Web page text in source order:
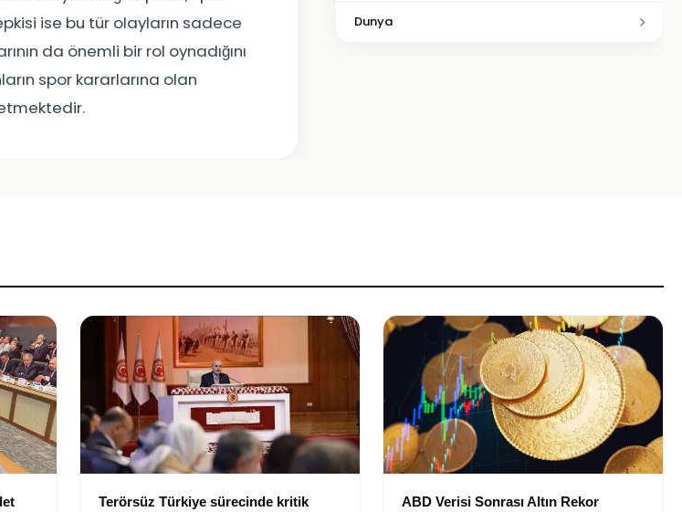
ise bu tür olayların sadece
da önemli bir rol oynadığını
spor kararlarına olan
Dunya
Terörsüz Türkiye sürecinde kritik
ABD Verisi Sonrası Altın Rekor